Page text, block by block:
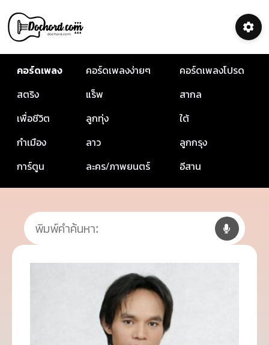
คอร์ดเพลง คอร์ดเพลงง่ายๆ
คอร์ดเพลงโปรด
สตริง
แร็พ
สากล
เพื่อชีวิต
ลูกทุ่ง
ใต้
กำเมือง
ลาว
ลูกกรุง
การ์ตูน
ละคร/ภาพยนตร์ อีสาน